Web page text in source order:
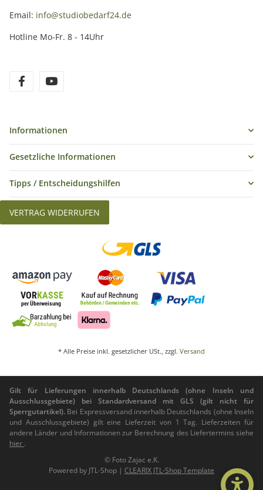
Email: info@studiobedarf24.de
Hotline Mo-Fr. 8 - 14Uhr
Informationen
Gesetzliche Informationen
Tipps / Entscheidungshilfen
VERTRAG WIDERRUFEN
* Alle Preise inkl. gesetzlicher USt., zzgl. Versand
Gilt für Lieferungen innerhalb Deutschlands (ohne Inseln und
Ausschlussgebiete) bei Standardversand mit GLS (gilt nicht für
Sperrgutartikel). Bei Expressversand innerhalb Deutschlands (ohne Inseln
und Ausschlussgebiete) gilt eine Lieferzeit von 1 Tag. Lieferzeiten für
andere Länder und Informationen zur Berechnung des Liefertermins siehe
hier .
© Foto Zajac e.K.
Powered by JTL-Shop | CLEARIX JTL-Shop Template